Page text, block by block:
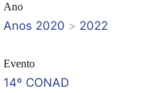
Ano
Anos 2020 > 2022
Evento
14º CONAD